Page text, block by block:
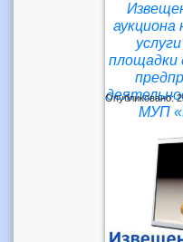
аукциона
площадки
МУП
Опубликовано: